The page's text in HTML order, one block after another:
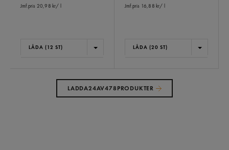
Jmf.pris 20,98 kr/ l
LÅDA (12 ST)
Jmf.pris 16,88 kr/ l
LÅDA (20 ST)
LADDA24AV478PRODUKTER